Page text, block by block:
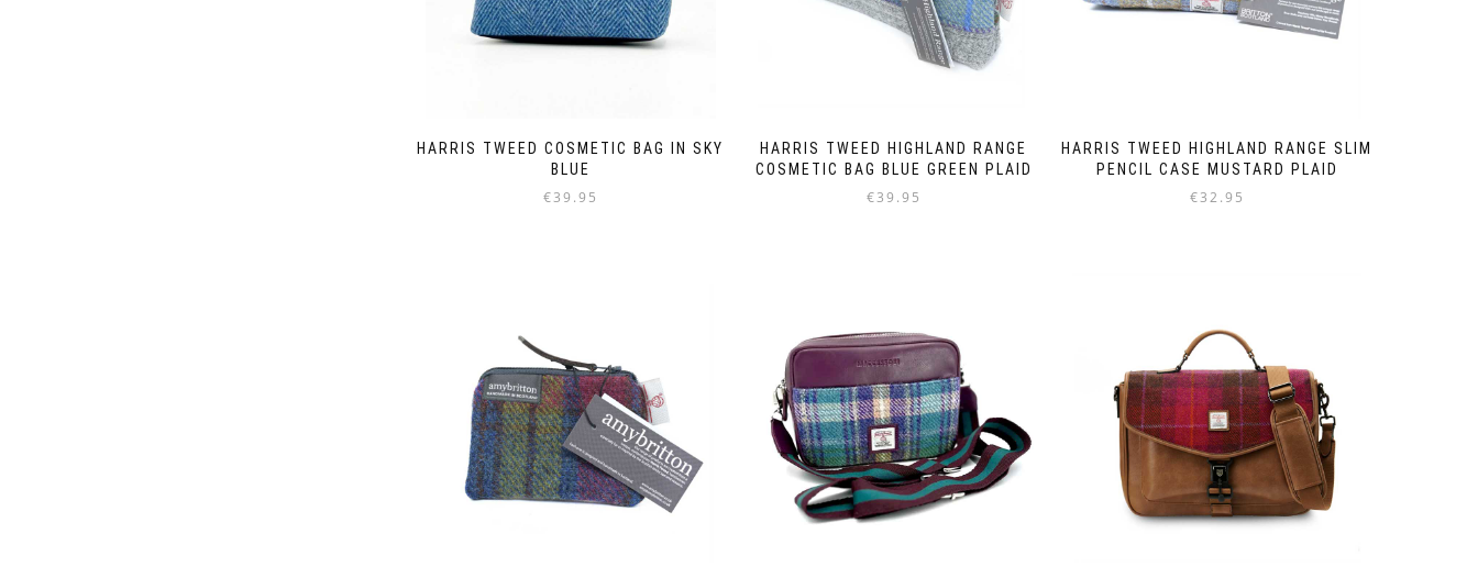
HARRIS TWEED COSMETIC BAG IN SKY
BLUE
€39.95
HARRIS TWEED HIGHLAND RANGE
COSMETIC BAG BLUE GREEN PLAID
€39.95
HARRIS TWEED HIGHLAND RANGE SLIM
PENCIL CASE MUSTARD PLAID
€32.95